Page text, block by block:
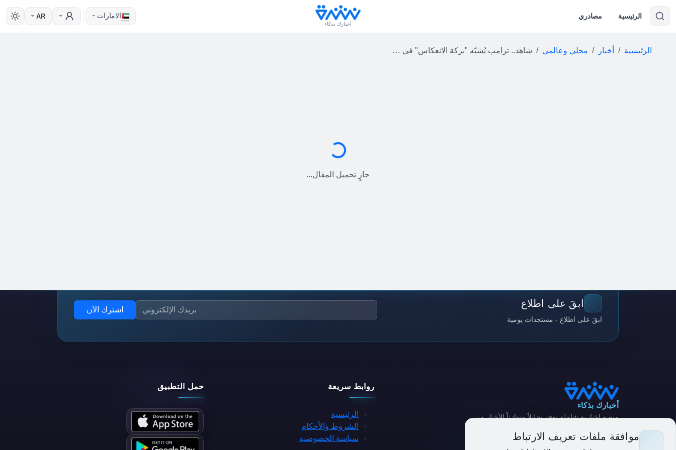
موافقة ملفات تعريف الارتباط
الرئيسية مصادري
أخبارك بذكاء
الامارات AR
الرئيسية أخبار محلي وعالمي شاهد.. ترامب يُشبّه "بركة الانعكاس" في نصب لنكولن بناطحات السحاب
جارٍ التحميل...
جارٍ تحميل المقال...
ابقَ على اطلاع
ابقَ على اطلاع - مستجدات يومية
اشترك الآن
أخبارك بذكاء
منصة إخبارية شاملة توفر تحليلاً متوازناً للأخبار من
روابط سريعة
الرئيسية
الشروط والأحكام
سياسة الخصوصية
حمل التطبيق